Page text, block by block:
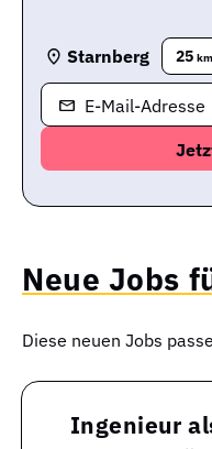
Starnberg 25 km
E-Mail-Adresse
Neue Jobs
Diese neuen Jobs
Ingenieur